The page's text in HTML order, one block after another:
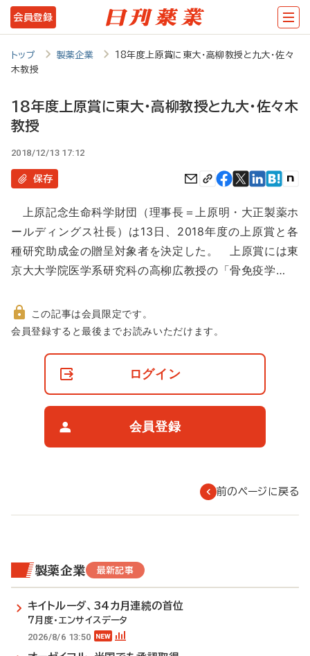
メ
イ
テ
ツ
に
動
会員登録
トップ 製薬企業
18年度上原賞に東大･高柳教授と九大･佐々
木教授
18年度上原賞に東大･高柳教授と九大･佐々木
教授
2018/12/13 17:12
保存
上原記念生命科学財団（理事長＝上原明・大正製薬ホ
ールディングス社長）は13日、2018年度の上原賞と各
種研究助成金の贈呈対象者を決定した。 上原賞には東
京大大学院医学系研究科の高柳広教授の「骨免疫学…
非
この記事は会員限定です。
会員登録すると最後までお読みいただけます。
ログイン
会員登録
前のページに戻る
製薬企業 最新記事
キイトルーダ、34カ月連続の首位
7月度・エンサイスデータ
2026/8/6 13:50